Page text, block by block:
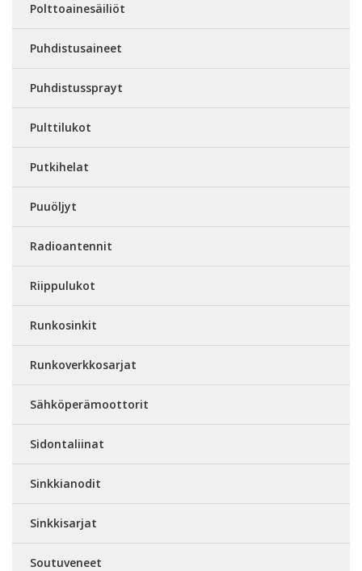
Polttoainesäiliöt
Puhdistusaineet
Puhdistussprayt
Pulttilukot
Putkihelat
Puuöljyt
Radioantennit
Riippulukot
Runkosinkit
Runkoverkkosarjat
Sähköperämoottorit
Sidontaliinat
Sinkkianodit
Sinkkisarjat
Soutuveneet